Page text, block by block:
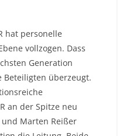
hat personelle
vollzogen. Dass
Generation
Beteiligten überzeugt.
an der Spitze neu
Marten Reißer